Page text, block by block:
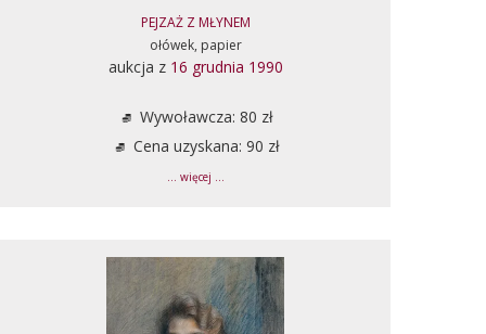
PEJZAŻ Z MŁYNEM
ołówek, papier
aukcja z 16 grudnia 1990
Wywoławcza: 80 zł
Cena uzyskana: 90 zł
... więcej ...